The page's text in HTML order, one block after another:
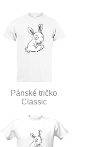
Pánské tričko
Classic